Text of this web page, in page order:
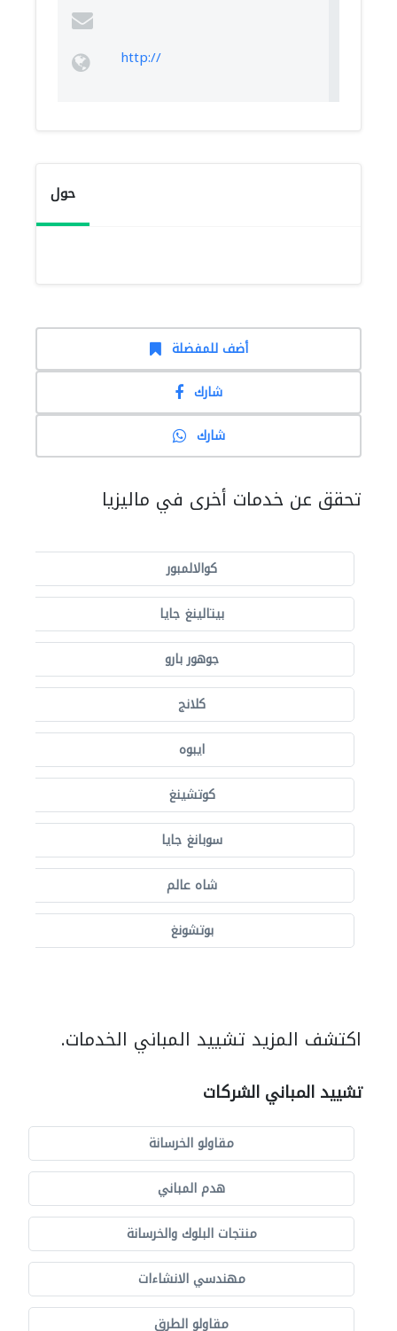
http://
حول
أضف للمفضلة
شارك
شارك
تحقق عن خدمات أخرى في ماليزيا
كوالالمبور
بيتالينغ جايا
جوهور بارو
كلانج
ايبوه
كوتشينغ
سوبانغ جايا
شاه عالم
بوتشونغ
اكتشف المزيد تشييد المباني الخدمات.
تشييد المباني الشركات
مقاولو الخرسانة
هدم المباني
منتجات البلوك والخرسانة
مهندسي الانشاءات
مقاولو الطرق